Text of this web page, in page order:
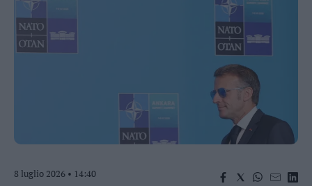
Foto
Video
Business
Wire
Riva
Arco
8 luglio 2026 • 14:40